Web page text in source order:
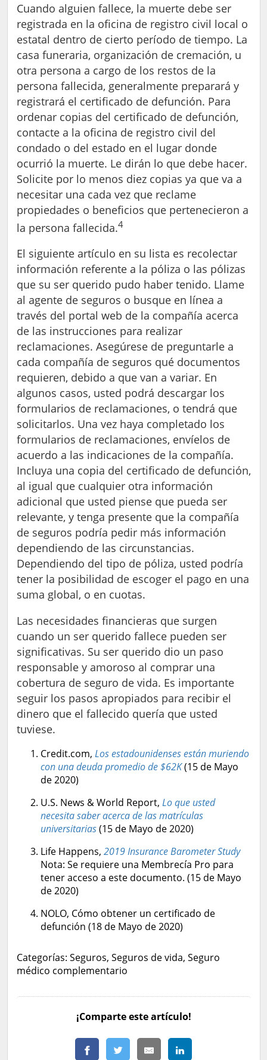
Cuando alguien fallece, la muerte debe ser
registrada en la oficina de registro civil local o
estatal dentro de cierto período de tiempo. La
casa funeraria, organización de cremación, u
otra persona a cargo de los restos de la
persona fallecida, generalmente preparará y
registrará el certificado de defunción. Para
ordenar copias del certificado de defunción,
contacte a la oficina de registro civil del
condado o del estado en el lugar donde
ocurrió la muerte. Le dirán lo que debe hacer.
Solicite por lo menos diez copias ya que va a
necesitar una cada vez que reclame
propiedades o beneficios que pertenecieron a
la persona fallecida.4
El siguiente artículo en su lista es recolectar
información referente a la póliza o las pólizas
que su ser querido pudo haber tenido. Llame
al agente de seguros o busque en línea a
través del portal web de la compañía acerca
de las instrucciones para realizar
reclamaciones. Asegúrese de preguntarle a
cada compañía de seguros qué documentos
requieren, debido a que van a variar. En
algunos casos, usted podrá descargar los
formularios de reclamaciones, o tendrá que
solicitarlos. Una vez haya completado los
formularios de reclamaciones, envíelos de
acuerdo a las indicaciones de la compañía.
Incluya una copia del certificado de defunción,
al igual que cualquier otra información
adicional que usted piense que pueda ser
relevante, y tenga presente que la compañía
de seguros podría pedir más información
dependiendo de las circunstancias.
Dependiendo del tipo de póliza, usted podría
tener la posibilidad de escoger el pago en una
suma global, o en cuotas.
Las necesidades financieras que surgen
cuando un ser querido fallece pueden ser
significativas. Su ser querido dio un paso
responsable y amoroso al comprar una
cobertura de seguro de vida. Es importante
seguir los pasos apropiados para recibir el
dinero que el fallecido quería que usted
tuviese.
Credit.com, Los estadounidenses están muriendo
con una deuda promedio de $62K (15 de Mayo
de 2020)
U.S. News & World Report, Lo que usted
necesita saber acerca de las matrículas
universitarias(15 de Mayo de 2020)
Life Happens, 2019 Insurance Barometer Study
Nota: Se requiere una Membrecía Pro para
tener acceso a este documento. (15 de Mayo
de 2020)
NOLO, Cómo obtener un certificado de
defunción (18 de Mayo de 2020)
Categorías: Seguros, Seguros de vida, Seguro
médico complementario
¡Comparte este artículo!